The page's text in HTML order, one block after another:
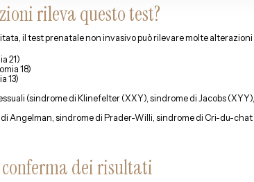
rileva questo test?
il test prenatale non invasivo può rilevare molte
21)
18)
13)
(sindrome di Klinefelter (XXY), sindrome di Jacobs
Angelman, sindrome di Prader-Willi, sindrome di Cri-du-chat
dei risultati